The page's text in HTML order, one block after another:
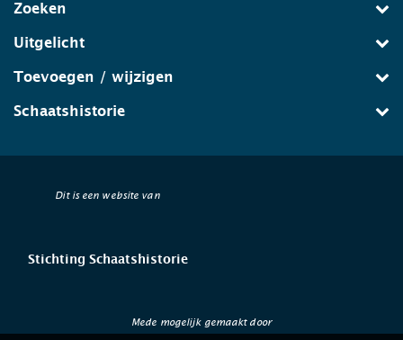
Zoeken
Uitgelicht
Toevoegen / wijzigen
Schaatshistorie
Dit is een website van
Stichting Schaatshistorie
Mede mogelijk gemaakt door